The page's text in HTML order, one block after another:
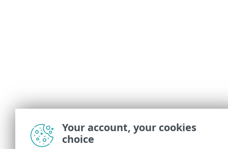
Your account, your cookies
choice